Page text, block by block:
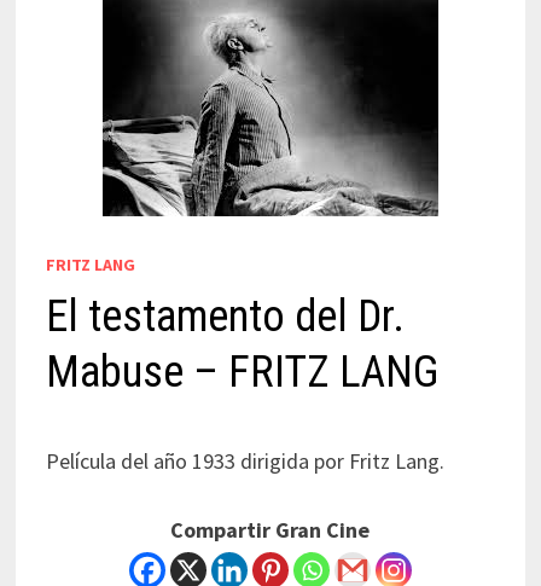
FRITZ LANG
El testamento del Dr.
Mabuse – FRITZ LANG
Película del año 1933 dirigida por Fritz Lang.
Compartir Gran Cine